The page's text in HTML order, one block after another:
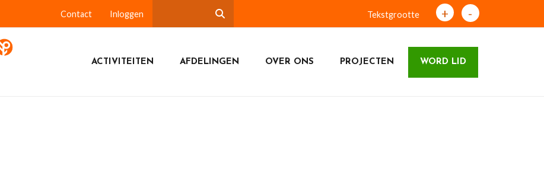
Contact Inloggen Tekstgrootte + -
ACTIVITEITEN AFDELINGEN OVER ONS PROJECTEN WORD LID